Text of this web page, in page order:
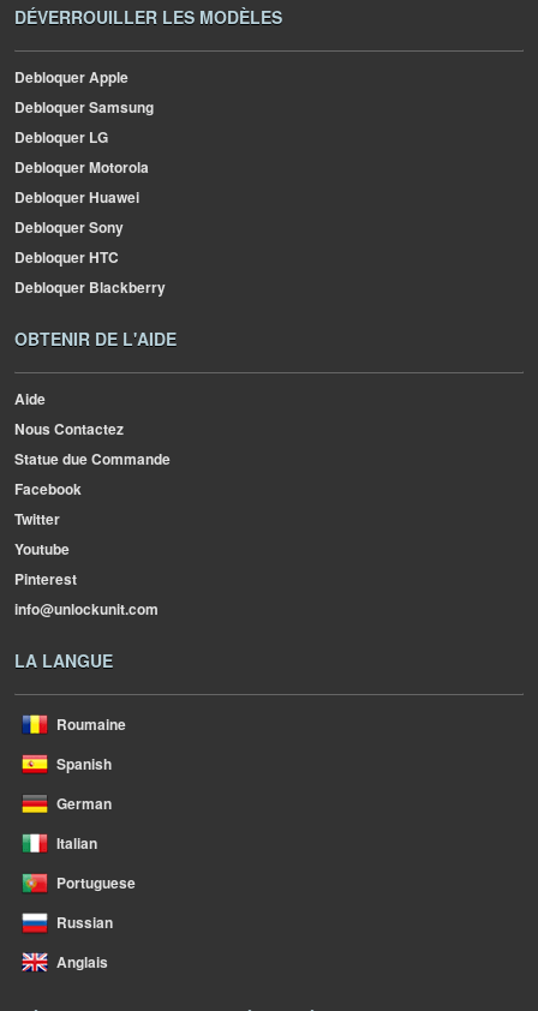
DÉVERROUILLER LES MODÈLES
Debloquer Apple
Debloquer Samsung
Debloquer LG
Debloquer Motorola
Debloquer Huawei
Debloquer Sony
Debloquer HTC
Debloquer Blackberry
OBTENIR DE L'AIDE
Aide
Nous Contactez
Statue due Commande
Facebook
Twitter
Youtube
Pinterest
info@unlockunit.com
LA LANGUE
Roumaine
Spanish
German
Italian
Portuguese
Russian
Anglais